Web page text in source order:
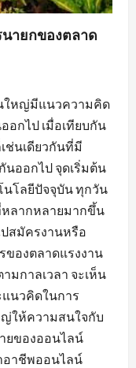
ายกของตลาด
ใหญ่มีแนวความคิด
อกไป เมื่อเทียบกัน
ช่นเดียวกันที่มี
ออกไป จุดเริ่มต้น
นโลยีปัจจุบัน ทุกวัน
หลากหลายมากขึ้น
ปสมัครงานหรือ
ของตลาดแรงงาน
มกาลเวลา จะเห็น
นวคิดในการ
ให้ความสนใจกับ
ยของออนไลน์
อาชีพออนไลน์